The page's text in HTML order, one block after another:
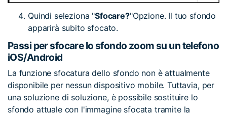
Quindi seleziona "Sfocare?"Opzione. Il tuo sfondo
apparirà subito sfocato.
Passi per sfocare lo sfondo zoom su un telefono
iOS/Android
La funzione sfocatura dello sfondo non è attualmente
disponibile per nessun dispositivo mobile. Tuttavia, per
una soluzione di soluzione, è possibile sostituire lo
sfondo attuale con l'immagine sfocata tramite la